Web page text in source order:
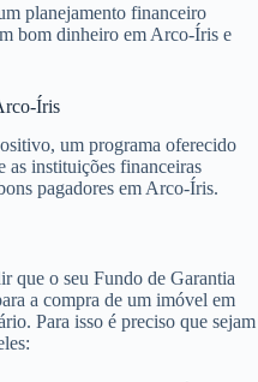
planejamento financeiro
bom dinheiro em Arco-Íris e
Íris
um programa oferecido
as instituições financeiras
pagadores em Arco-Íris.
que o seu Fundo de Garantia
a compra de um imóvel em
Para isso é preciso que sejam